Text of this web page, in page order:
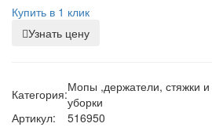
Купить в 1 клик
Узнать цену
Категория:Мопы ,держатели, стяжки
уборки
Артикул:
516950